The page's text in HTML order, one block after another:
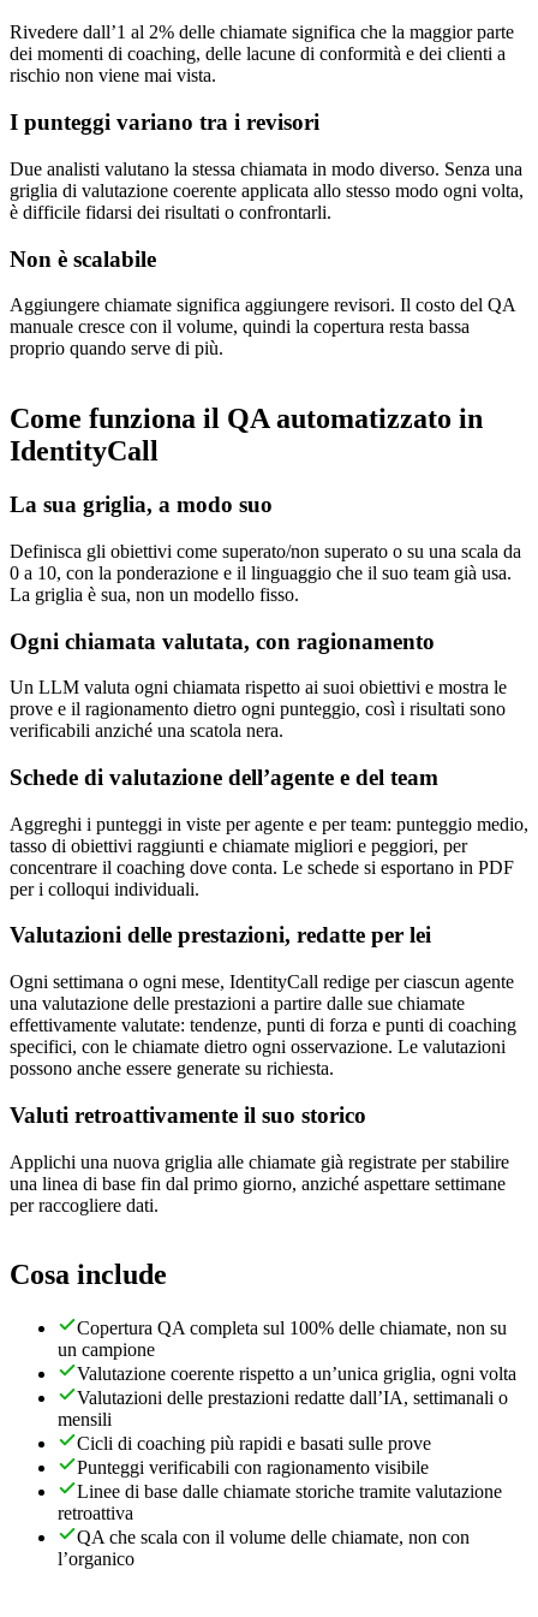
Rivedere dall’1 al 2% delle chiamate significa che la maggior parte
dei momenti di coaching, delle lacune di conformità e dei clienti a
rischio non viene mai vista.
I punteggi variano tra i revisori
Due analisti valutano la stessa chiamata in modo diverso. Senza una
griglia di valutazione coerente applicata allo stesso modo ogni volta,
è difficile fidarsi dei risultati o confrontarli.
Non è scalabile
Aggiungere chiamate significa aggiungere revisori. Il costo del QA
manuale cresce con il volume, quindi la copertura resta bassa
proprio quando serve di più.
Come funziona il QA automatizzato in
IdentityCall
La sua griglia, a modo suo
Definisca gli obiettivi come superato/non superato o su una scala da
0 a 10, con la ponderazione e il linguaggio che il suo team già usa.
La griglia è sua, non un modello fisso.
Ogni chiamata valutata, con ragionamento
Un LLM valuta ogni chiamata rispetto ai suoi obiettivi e mostra le
prove e il ragionamento dietro ogni punteggio, così i risultati sono
verificabili anziché una scatola nera.
Schede di valutazione dell’agente e del team
Aggreghi i punteggi in viste per agente e per team: punteggio medio,
tasso di obiettivi raggiunti e chiamate migliori e peggiori, per
concentrare il coaching dove conta. Le schede si esportano in PDF
per i colloqui individuali.
Valutazioni delle prestazioni, redatte per lei
Ogni settimana o ogni mese, IdentityCall redige per ciascun agente
una valutazione delle prestazioni a partire dalle sue chiamate
effettivamente valutate: tendenze, punti di forza e punti di coaching
specifici, con le chiamate dietro ogni osservazione. Le valutazioni
possono anche essere generate su richiesta.
Valuti retroattivamente il suo storico
Applichi una nuova griglia alle chiamate già registrate per stabilire
una linea di base fin dal primo giorno, anziché aspettare settimane
per raccogliere dati.
Cosa include
Copertura QA completa sul 100% delle chiamate, non su
un campione
Valutazione coerente rispetto a un’unica griglia, ogni volta
Valutazioni delle prestazioni redatte dall’IA, settimanali o
mensili
Cicli di coaching più rapidi e basati sulle prove
Punteggi verificabili con ragionamento visibile
Linee di base dalle chiamate storiche tramite valutazione
retroattiva
QA che scala con il volume delle chiamate, non con
l’organico